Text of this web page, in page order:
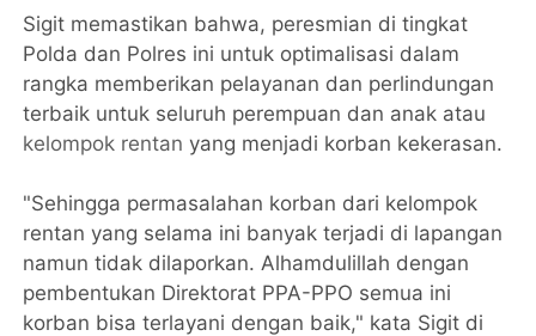
Sigit memastikan bahwa, peresmian di tingkat
Polda dan Polres ini untuk optimalisasi dalam
rangka memberikan pelayanan dan perlindungan
terbaik untuk seluruh perempuan dan anak atau
kelompok rentan yang menjadi korban kekerasan.
"Sehingga permasalahan korban dari kelompok
rentan yang selama ini banyak terjadi di lapangan
namun tidak dilaporkan. Alhamdulillah dengan
pembentukan Direktorat PPA-PPO semua ini
korban bisa terlayani dengan baik," kata Sigit di